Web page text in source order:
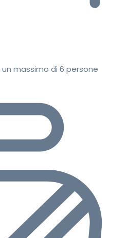
massimo di 6 persone